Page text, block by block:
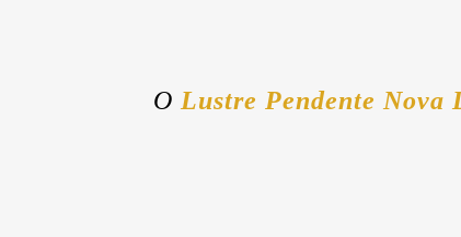
O Lustre Pendente Nova